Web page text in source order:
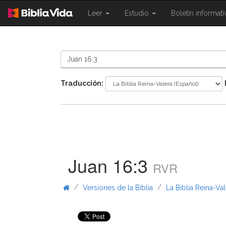
Leer
{{
Estudio
{{
Boletín
Traducción:
Juan 16:3 RVR
/ Versiones de la Biblia / La Biblia Reina-